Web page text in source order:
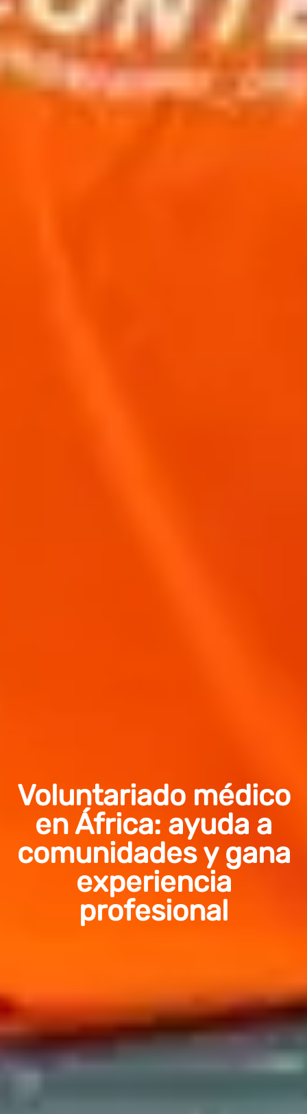
Voluntariado médico
en África: ayuda a
comunidades y gana
experiencia
profesional